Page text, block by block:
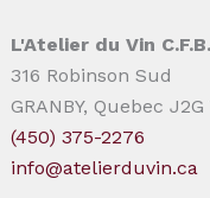
L'Atelier du Vin
316 Robinson Sud
GRANBY, Quebec J2G
(450) 375-2276
info@atelierduvin.ca